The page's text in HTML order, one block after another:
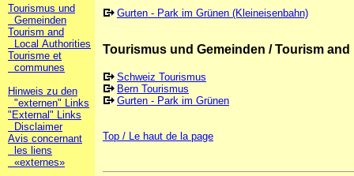
Tourismus und
Gemeinden
Tourism and
Local Authorities
Tourisme et
communes
Hinweis zu den
"externen" Links
"External" Links
Disclaimer
Avis concernant
les liens
«externes»
Gurten - Park im Grünen (Kleineisenbahn)
Tourismus und Gemeinden / Tourism
Schweiz Tourismus
Bern Tourismus
Gurten - Park im Grünen
Top / Le haut de la page